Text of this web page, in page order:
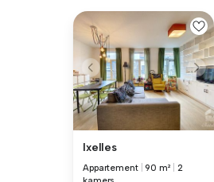
Ixelles
Appartement |90 m²
2